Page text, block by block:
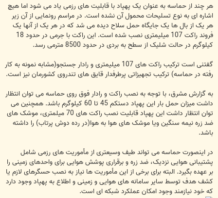
هر چند از حماسه به عنوان یک پهپاد با قابلیت های رزمی یاد می شود اما هیچ
اشاره ای به نوع تسلیحات محمول آن نشده است. در مراسم رونمایی از آن زیر
هر یک از بال ها یک جایگاه حمل سلاح دیده می شد که در هر یک از آنها یک
فروند راکت 107 میلیمتری نصب شده است. این راکت با جرمی در حدود 18
کیلوگرم در حالت شلیک از سطح به بردی در حدود 8500 مترمی رسد.
گفتنی است ترکیب راکت های 107 میلیمتری و رادار جستجو(مشابه نمونه به کار
رفته در حماسه) ترکیب تجهیزاتی پرطرفدار قایق های تندروی کشورمان نیز است.
به گزارش مشرق، با توجه به نصب راکت و رادار فوق روی حماسه می توان انتظار
داشت میزان حمل بار این پهپاد دستکم 45 تا 60 کیلوگرم باشد. همچنین می
توان انتظار داشت این پهپاد قابلیت نصب راکت های 70 میلمتری، موشک های
ضد زره نیمه سنگین ویا موشک های هوا به هوا(در رده دوش پرتاب) را داشته
باشد.
در اینصورت حماسه می تواند طیف وسیعتری از مأموریت های رزمی شامل
پشتیبانی هوایی نزدیک، ضد زره و برقراری پوشش هوایی برای واحدهای زمینی را
بر عهده بگیرد. البته برای برخی از این مأموریت ها نیاز به نصب حسگرهای لازم یا
کشف هدف توسط سایر سامانه های هوایی و زمینی و اطلاع به پهپاد وجود دارد
که خود نیازمند وجود امکان عملکرد شبکه ای است.